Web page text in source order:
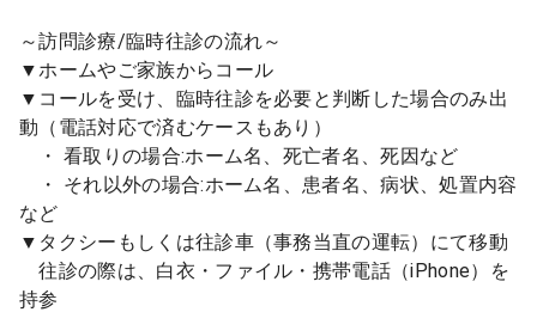
～訪問診療/臨時往診の流れ～
▼ホームやご家族からコール
▼コールを受け、臨時往診を必要と判断した場合のみ出
動（電話対応で済むケースもあり）
・ 看取りの場合:ホーム名、死亡者名、死因など
・ それ以外の場合:ホーム名、患者名、病状、処置内容
など
▼タクシーもしくは往診車（事務当直の運転）にて移動
往診の際は、白衣・ファイル・携帯電話（iPhone）を
持参